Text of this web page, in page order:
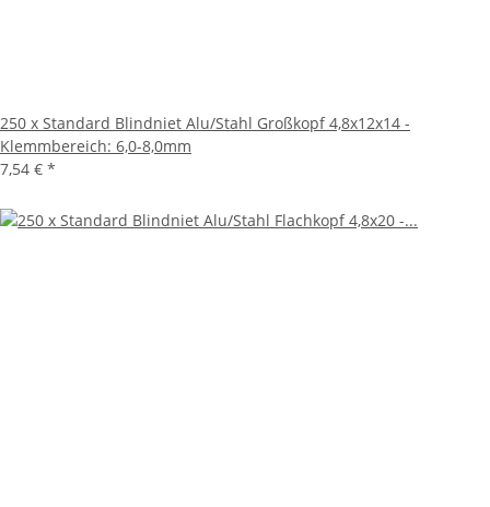
250 x Standard Blindniet Alu/Stahl Großkopf 4,8x12x14 -
Klemmbereich: 6,0-8,0mm
7,54 € *